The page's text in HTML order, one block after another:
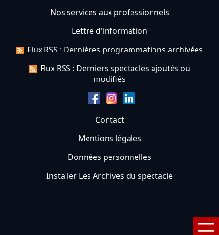
Nos services aux professionnels
Lettre d'information
Flux RSS : Dernières programmations archivées
Flux RSS : Derniers spectacles ajoutés ou
modifiés
Contact
Mentions légales
Données personnelles
Installer Les Archives du spectacle